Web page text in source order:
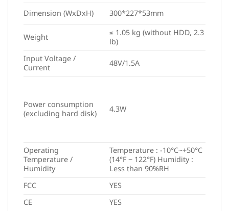
Dimension (WxDxH)
300*227*53mm
Weight
≤ 1.05 kg (without HDD, 2.3
lb)
Input Voltage /
Current
48V/1.5A
Power consumption
(excluding hard disk)
4.3W
Operating
Temperature /
Humidity
Temperature : -10°C~+50°C
(14°F ~ 122°F) Humidity :
Less than 90%RH
FCC
YES
CE
YES